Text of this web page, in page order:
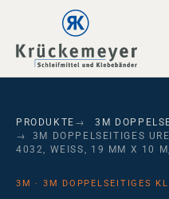
Skip to main navigation
Skip to main content
Skip to page footer
PRODUKTE
3M
3M DOPPELSEITIGES
4032, WEISS, 19 MM X 10 M,
3M · 3M DOPPELSEITIGES